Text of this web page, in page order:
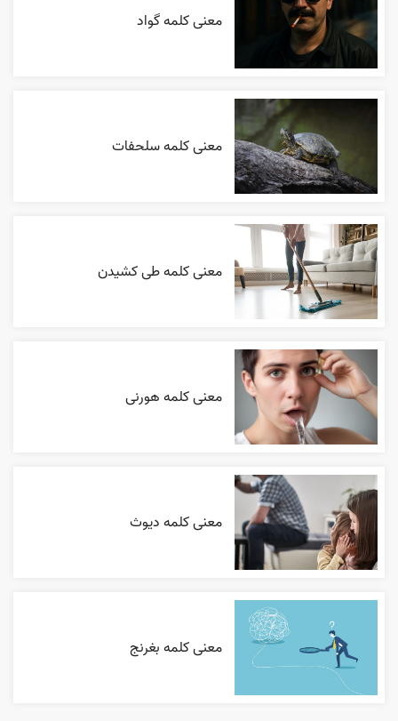
معنی کلمه گواد
معنی کلمه سلحفات
معنی کلمه طی کشیدن
معنی کلمه هورنی
معنی کلمه دیوث
معنی کلمه بغرنج